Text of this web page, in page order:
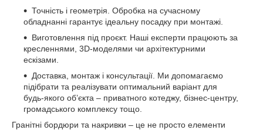
Точність і геометрія. Обробка на сучасному
обладнанні гарантує ідеальну посадку при монтажі.
Виготовлення під проєкт. Наші експерти працюють за
кресленнями, 3D-моделями чи архітектурними
ескізами.
Доставка, монтаж і консультації. Ми допомагаємо
підібрати та реалізувати оптимальний варіант для
будь-якого об’єкта – приватного котеджу, бізнес-центру,
громадського комплексу тощо.
Гранітні бордюри та накривки – це не просто елементи